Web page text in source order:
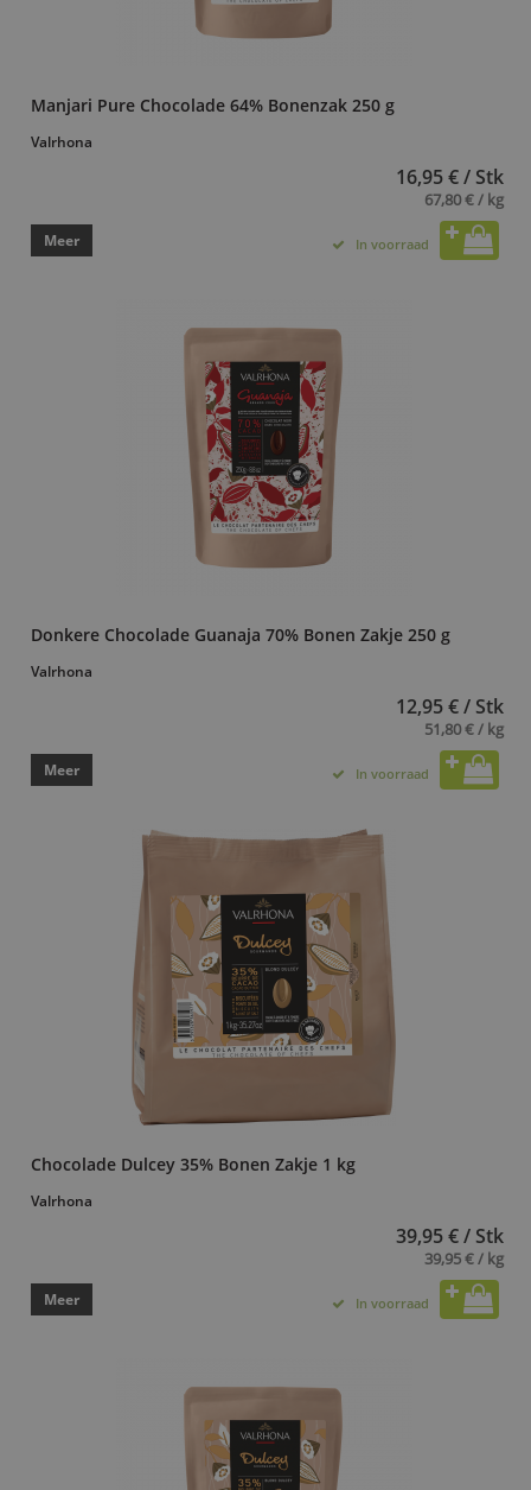
Manjari Pure Chocolade 64% Bonenzak 250 g
Valrhona
16,95 € / Stk
67,80 € / kg
Meer In voorraad
Donkere Chocolade Guanaja 70% Bonen Zakje 250 g
Valrhona
12,95 € / Stk
51,80 € / kg
Meer In voorraad
Chocolade Dulcey 35% Bonen Zakje 1 kg
Valrhona
39,95 € / Stk
39,95 € / kg
Meer In voorraad